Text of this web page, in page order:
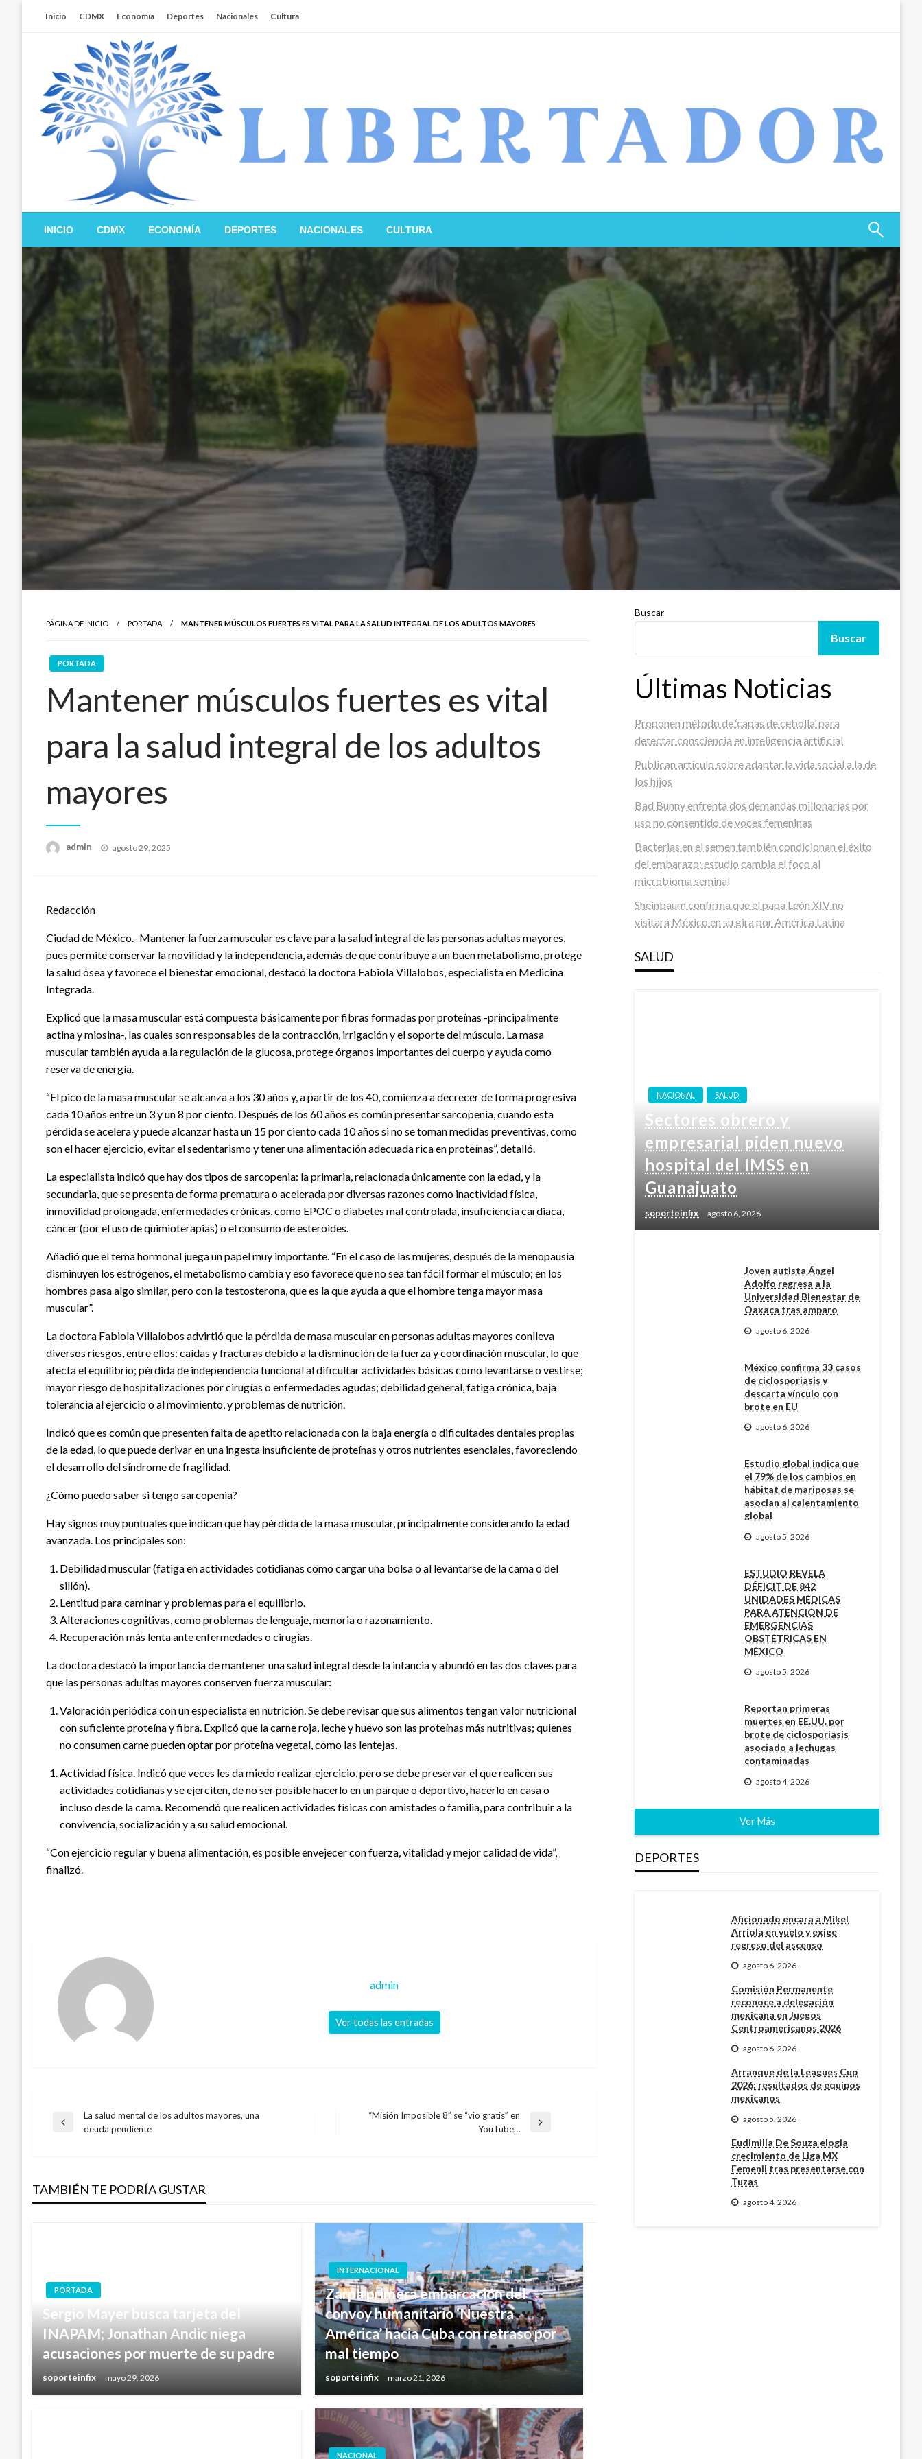
Inicio CDMX Economía Deportes Nacionales Cultura
Libertador MX
INICIO CDMX ECONOMÍA DEPORTES NACIONALES CULTURA
PÁGINA DE INICIO PORTADA MANTENER MÚSCULOS FUERTES ES VITAL PARA LA SALUD INTEGRAL DE LOS ADULTOS MAYORES
PORTADA
Mantener músculos fuertes es vital
para la salud integral de los adultos
mayores
admin
Publicado
agosto 29, 2025
Redacción
Ciudad de México.- Mantener la fuerza muscular es clave para la salud integral de las personas adultas mayores,
pues permite conservar la movilidad y la independencia, además de que contribuye a un buen metabolismo, protege
la salud ósea y favorece el bienestar emocional, destacó la doctora Fabiola Villalobos, especialista en Medicina
Integrada.
Explicó que la masa muscular está compuesta básicamente por fibras formadas por proteínas -principalmente
actina y miosina-, las cuales son responsables de la contracción, irrigación y el soporte del músculo. La masa
muscular también ayuda a la regulación de la glucosa, protege órganos importantes del cuerpo y ayuda como
reserva de energía.
“El pico de la masa muscular se alcanza a los 30 años y, a partir de los 40, comienza a decrecer de forma progresiva
cada 10 años entre un 3 y un 8 por ciento. Después de los 60 años es común presentar sarcopenia, cuando esta
pérdida se acelera y puede alcanzar hasta un 15 por ciento cada 10 años si no se toman medidas preventivas, como
son el hacer ejercicio, evitar el sedentarismo y tener una alimentación adecuada rica en proteínas”, detalló.
La especialista indicó que hay dos tipos de sarcopenia: la primaria, relacionada únicamente con la edad, y la
secundaria, que se presenta de forma prematura o acelerada por diversas razones como inactividad física,
inmovilidad prolongada, enfermedades crónicas, como EPOC o diabetes mal controlada, insuficiencia cardiaca,
cáncer (por el uso de quimioterapias) o el consumo de esteroides.
Añadió que el tema hormonal juega un papel muy importante. “En el caso de las mujeres, después de la menopausia
disminuyen los estrógenos, el metabolismo cambia y eso favorece que no sea tan fácil formar el músculo; en los
hombres pasa algo similar, pero con la testosterona, que es la que ayuda a que el hombre tenga mayor masa
muscular”.
La doctora Fabiola Villalobos advirtió que la pérdida de masa muscular en personas adultas mayores conlleva
diversos riesgos, entre ellos: caídas y fracturas debido a la disminución de la fuerza y coordinación muscular, lo que
afecta el equilibrio; pérdida de independencia funcional al dificultar actividades básicas como levantarse o vestirse;
mayor riesgo de hospitalizaciones por cirugías o enfermedades agudas; debilidad general, fatiga crónica, baja
tolerancia al ejercicio o al movimiento, y problemas de nutrición.
Indicó que es común que presenten falta de apetito relacionada con la baja energía o dificultades dentales propias
de la edad, lo que puede derivar en una ingesta insuficiente de proteínas y otros nutrientes esenciales, favoreciendo
el desarrollo del síndrome de fragilidad.
¿Cómo puedo saber si tengo sarcopenia?
Hay signos muy puntuales que indican que hay pérdida de la masa muscular, principalmente considerando la edad
avanzada. Los principales son:
Debilidad muscular (fatiga en actividades cotidianas como cargar una bolsa o al levantarse de la cama o del
sillón).
Lentitud para caminar y problemas para el equilibrio.
Alteraciones cognitivas, como problemas de lenguaje, memoria o razonamiento.
Recuperación más lenta ante enfermedades o cirugías.
La doctora destacó la importancia de mantener una salud integral desde la infancia y abundó en las dos claves para
que las personas adultas mayores conserven fuerza muscular:
Valoración periódica con un especialista en nutrición. Se debe revisar que sus alimentos tengan valor nutricional
con suficiente proteína y fibra. Explicó que la carne roja, leche y huevo son las proteínas más nutritivas; quienes
no consumen carne pueden optar por proteína vegetal, como las lentejas.
Actividad física. Indicó que veces les da miedo realizar ejercicio, pero se debe preservar el que realicen sus
actividades cotidianas y se ejerciten, de no ser posible hacerlo en un parque o deportivo, hacerlo en casa o
incluso desde la cama. Recomendó que realicen actividades físicas con amistades o familia, para contribuir a la
convivencia, socialización y a su salud emocional.
“Con ejercicio regular y buena alimentación, es posible envejecer con fuerza, vitalidad y mejor calidad de vida”,
finalizó.
admin
Ver todas las entradas
Navegación
entradas
Entrada
La salud mental de los adultos mayores, una
deuda pendiente
“Misión Imposible 8” se “vio gratis” en
YouTube…
TAMBIÉN TE PODRÍA GUSTAR
PORTADA
Sergio Mayer busca tarjeta del
INAPAM; Jonathan Andic niega
acusaciones por muerte de su padre
soporteinfix mayo 29, 2026
INTERNACIONAL
Zarpa primera embarcación del
convoy humanitario ‘Nuestra
América’ hacia Cuba con retraso por
mal tiempo
soporteinfix marzo 21, 2026
NACIONAL
Buscar
Buscar
Últimas Noticias
Proponen método de ‘capas de cebolla’ para
detectar consciencia en inteligencia artificial
Publican artículo sobre adaptar la vida social a la de
los hijos
Bad Bunny enfrenta dos demandas millonarias por
uso no consentido de voces femeninas
Bacterias en el semen también condicionan el éxito
del embarazo: estudio cambia el foco al
microbioma seminal
Sheinbaum confirma que el papa León XIV no
visitará México en su gira por América Latina
SALUD
NACIONAL SALUD
Sectores obrero y
empresarial piden nuevo
hospital del IMSS en
Guanajuato
soporteinfix agosto 6, 2026
Joven autista Ángel
Adolfo regresa a la
Universidad Bienestar de
Oaxaca tras amparo
agosto 6, 2026
México confirma 33 casos
de ciclosporiasis y
descarta vínculo con
brote en EU
agosto 6, 2026
Estudio global indica que
el 79% de los cambios en
hábitat de mariposas se
asocian al calentamiento
global
agosto 5, 2026
ESTUDIO REVELA
DÉFICIT DE 842
UNIDADES MÉDICAS
PARA ATENCIÓN DE
EMERGENCIAS
OBSTÉTRICAS EN
MÉXICO
agosto 5, 2026
Reportan primeras
muertes en EE.UU. por
brote de ciclosporiasis
asociado a lechugas
contaminadas
agosto 4, 2026
Ver Más
DEPORTES
Aficionado encara a Mikel
Arriola en vuelo y exige
regreso del ascenso
agosto 6, 2026
Comisión Permanente
reconoce a delegación
mexicana en Juegos
Centroamericanos 2026
agosto 6, 2026
Arranque de la Leagues Cup
2026: resultados de equipos
mexicanos
agosto 5, 2026
Eudimilla De Souza elogia
crecimiento de Liga MX
Femenil tras presentarse con
Tuzas
agosto 4, 2026